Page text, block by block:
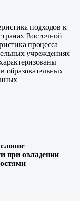
подходов к
Восточной
процесса
учреждениях
образовательных
при овладении